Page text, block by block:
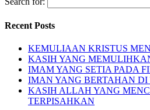
Recent Posts
KEMULIAAN KRISTUS
KASIH YANG
IMAM YANG SETIA PADA
IMAN YANG BERTAHAN
KASIH ALLAH YANG
TERPISAHKAN